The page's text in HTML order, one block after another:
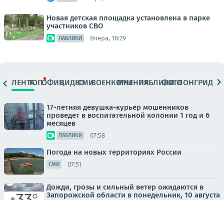
Новая детская площадка установлена в парке
участников СВО
ПАБЛИКИ Вчера, 18:29
ЛЕНТАТОПОФИЦ.ВИДЕОСМИВОЕНКОРЫМНЕНИЯПАБЛИКИ
ФОТОЛОНГРИДЫ
17-летняя девушка-курьер мошенников
проведет в воспитательной колонии 1 год и 6
месяцев
ПАБЛИКИ 07:58
Погода на новых территориях России
СМИ 07:51
Дожди, грозы и сильный ветер ожидаются в
Запорожской области в понедельник, 10 августа